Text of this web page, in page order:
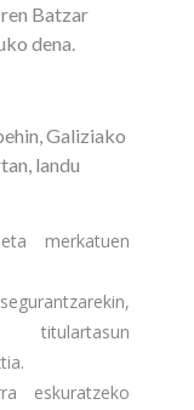
Batzar
dena.
Galiziako
landu
merkatuen
titulartasun
eskuratzeko